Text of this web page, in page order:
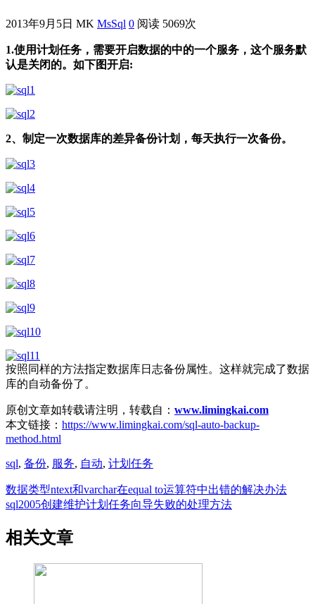
2013年9月5日 MK MsSql 0 阅读 5069次
1.使用计划任务，需要开启数据的中的一个服务，这个服务默
认是关闭的。如下图开启:
2、制定一次数据库的差异备份计划，每天执行一次备份。
按照同样的方法指定数据库日志备份属性。这样就完成了数据
库的自动备份了。
原创文章如转载请注明，转载自： www.limingkai.com
本文链接： https://www.limingkai.com/sql-auto-backup-
method.html
sql, 备份, 服务, 自动, 计划任务
数据类型ntext和varchar在equal to运算符中出错的解决办法
sql2005创建维护计划任务向导失败的处理方法
相关文章